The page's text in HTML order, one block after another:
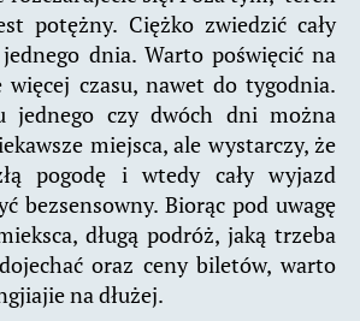
potężny. Ciężko zwiedzić cały
dnia. Warto poświęcić na
czasu, nawet do tygodnia.
jednego czy dwóch dni można
miejsca, ale wystarczy, że
pogodę i wtedy cały wyjazd
bezsensowny. Biorąc pod uwagę
długą podróż, jaką trzeba
oraz ceny biletów, warto
na dłużej.